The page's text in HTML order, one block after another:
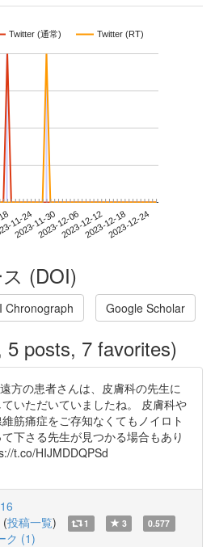
Twitter (通常) Twitter (RT)
11-24
2023-11-302023-12-062023-12-122023-12-182023-12-24
(DOI)
Chronograph Google Scholar
5 posts, 7 favorites)
方の患者さんは、皮膚科の先生に
いただいていましたね。 皮膚科や
筋痛症をご存知なくてもノイロト
下さる先生が見つかる場合もあり
t.co/HIJMDDQPSd
(投稿一覧) 1 3 0.577
ク (1)